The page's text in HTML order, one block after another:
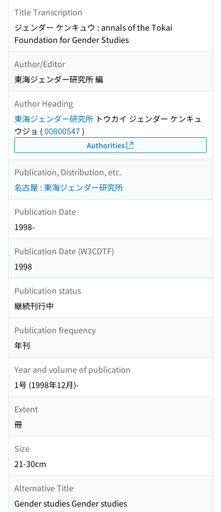
Title Transcription
ジェンダー ケンキュウ : annals of the Tokai
Foundation for Gender Studies
Author/Editor
東海ジェンダー研究所 編
Author Heading
東海ジェンダー研究所 トウカイ ジェンダー ケンキュ
ウジョ (00800547 )
Authorities
Publication, Distribution, etc.
名古屋 : 東海ジェンダー研究所
Publication Date
1998-
Publication Date (W3CDTF)
1998
Publication status
継続刊行中
Publication frequency
年刊
Year and volume of publication
1号 (1998年12月)-
Extent
冊
Size
21-30cm
Alternative Title
Gender studies Gender studies